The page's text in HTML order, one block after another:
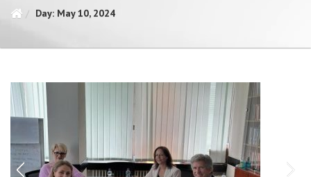
Day: May 10, 2024